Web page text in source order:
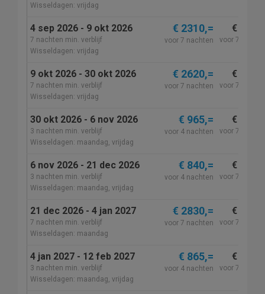
Wisseldagen: vrijdag
4 sep 2026 - 9 okt 2026
7 nachten min. verblijf
Wisseldagen: vrijdag
€ 2310,=
voor 7 nachten
€
voor 7
9 okt 2026 - 30 okt 2026
7 nachten min. verblijf
Wisseldagen: vrijdag
€ 2620,=
voor 7 nachten
€
voor 7
30 okt 2026 - 6 nov 2026
3 nachten min. verblijf
Wisseldagen: maandag, vrijdag
€ 965,=
voor 4 nachten
€
voor 7
6 nov 2026 - 21 dec 2026
3 nachten min. verblijf
Wisseldagen: maandag, vrijdag
€ 840,=
voor 4 nachten
€
voor 7
21 dec 2026 - 4 jan 2027
7 nachten min. verblijf
Wisseldagen: maandag
€ 2830,=
voor 7 nachten
€
voor 7
4 jan 2027 - 12 feb 2027
3 nachten min. verblijf
Wisseldagen: maandag, vrijdag
€ 865,=
voor 4 nachten
€
voor 7